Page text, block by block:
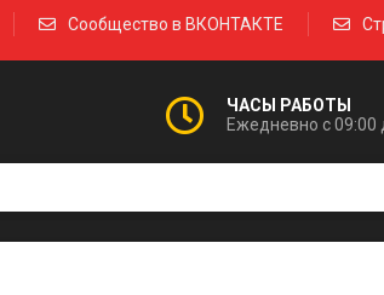
Сообщество в ВКОНТАКТЕ
ЧАСЫ РАБОТЫ
Ежедневно с 09:00